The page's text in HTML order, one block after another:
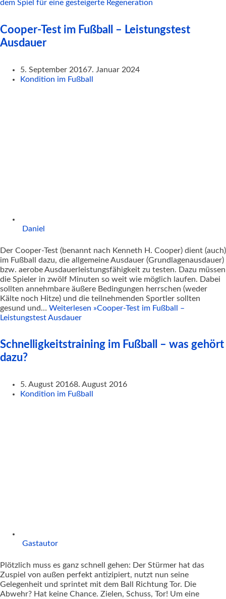
dem Spiel für eine gesteigerte Regeneration
Cooper-Test im Fußball – Leistungstest
Ausdauer
5. September 20167. Januar 2024
Kondition im Fußball
Daniel
Der Cooper-Test (benannt nach Kenneth H. Cooper) dient (auch)
im Fußball dazu, die allgemeine Ausdauer (Grundlagenausdauer)
bzw. aerobe Ausdauerleistungsfähigkeit zu testen. Dazu müssen
die Spieler in zwölf Minuten so weit wie möglich laufen. Dabei
sollten annehmbare äußere Bedingungen herrschen (weder
Kälte noch Hitze) und die teilnehmenden Sportler sollten
gesund und… Weiterlesen »Cooper-Test im Fußball –
Leistungstest Ausdauer
Schnelligkeitstraining im Fußball – was gehört
dazu?
5. August 20168. August 2016
Kondition im Fußball
Gastautor
Plötzlich muss es ganz schnell gehen: Der Stürmer hat das
Zuspiel von außen perfekt antizipiert, nutzt nun seine
Gelegenheit und sprintet mit dem Ball Richtung Tor. Die
Abwehr? Hat keine Chance. Zielen, Schuss, Tor! Um eine